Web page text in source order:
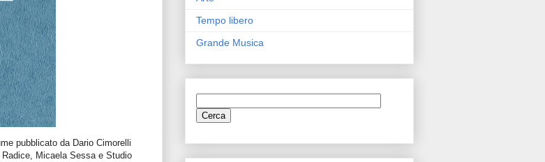
pubblicato da Dario Cimorelli
Micaela Sessa e Studio
Tempo libero
Grande Musica